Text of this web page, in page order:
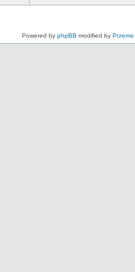
Powered by phpBB modified by Przemo